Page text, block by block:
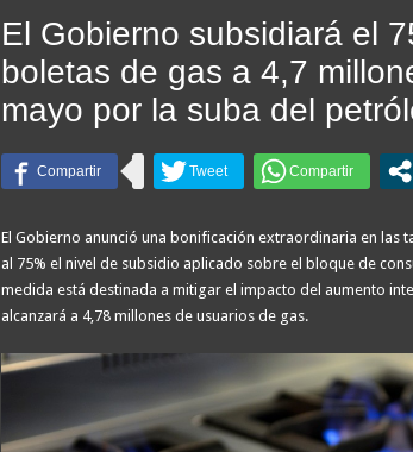
El Gobierno subsidiará el
boletas de gas a 4,7
mayo por la suba del
El Gobierno anunció una bonificación extraordinaria en las
al 75% el nivel de subsidio aplicado sobre el bloque de
medida está destinada a mitigar el impacto del aumento
alcanzará a 4,78 millones de usuarios de gas.